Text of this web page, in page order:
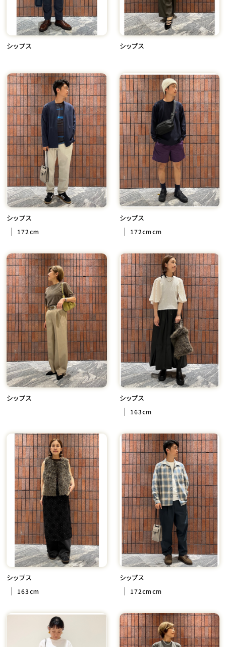
シップス シップス
シップス
172cm
シップス
172cmcm
シップス シップス
163cm
シップス
163cm
シップス
172cmcm